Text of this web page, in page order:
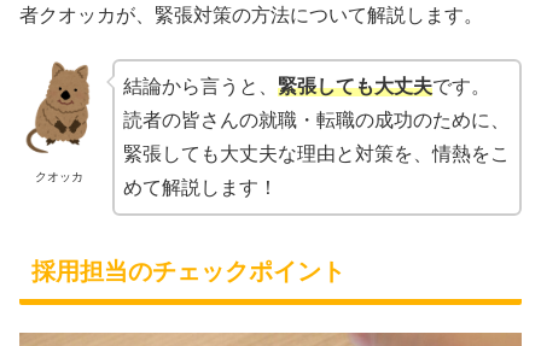
者クオッカが、緊張対策の方法について解説します。
クオッカ
結論から言うと、 緊張しても大丈夫です。
読者の皆さんの就職・転職の成功のために、
緊張しても大丈夫な理由と対策を、情熱をこ
めて解説します！
採用担当のチェックポイント